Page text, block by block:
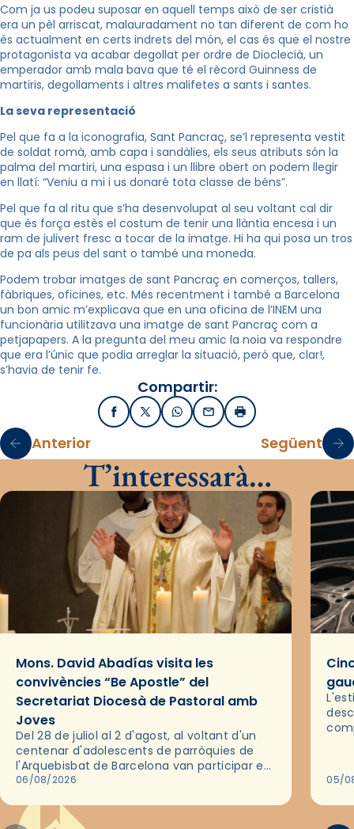
Com ja us podeu suposar en aquell temps això de ser cristià
era un pèl arriscat, malauradament no tan diferent de com ho
és actualment en certs indrets del món, el cas és que el nostre
protagonista va acabar degollat per ordre de Dioclecià, un
emperador amb mala bava que té el rècord Guinness de
martiris, degollaments i altres malifetes a sants i santes.
La seva representació
Pel que fa a la iconografia, Sant Pancraç, se’l representa vestit
de soldat romà, amb capa i sandàlies, els seus atributs són la
palma del martiri, una espasa i un llibre obert on podem llegir
en llatí: “Veniu a mi i us donaré tota classe de béns”.
Pel que fa al ritu que s’ha desenvolupat al seu voltant cal dir
que és força estès el costum de tenir una llàntia encesa i un
ram de julivert fresc a tocar de la imatge. Hi ha qui posa un tros
de pa als peus del sant o també una moneda.
Podem trobar imatges de sant Pancraç en comerços, tallers,
fàbriques, oficines, etc. Més recentment i també a Barcelona
un bon amic m’explicava que en una oficina de l’INEM una
funcionària utilitzava una imatge de sant Pancraç com a
petjapapers. A la pregunta del meu amic la noia va respondre
que era l’únic que podia arreglar la situació, però que, clar!,
s’havia de tenir fe.
Compartir:
FacebookX / TwitterWhatsApp
EmailImprimir
Anterior Següent
T’interessarà…
Mons. David Abadías visita les
convivències “Be Apostle” del
Secretariat Diocesà de Pastoral amb
Joves
Del 28 de juliol al 2 d'agost, al voltant d'un
centenar d'adolescents de parròquies de
l'Arquebisbat de Barcelona van participar en
les convivències Be Apostle, organitzades
06/08/2026 05/